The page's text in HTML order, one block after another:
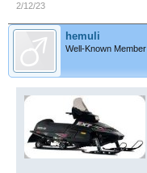
2/12/23
hemuli
Well-Known Member